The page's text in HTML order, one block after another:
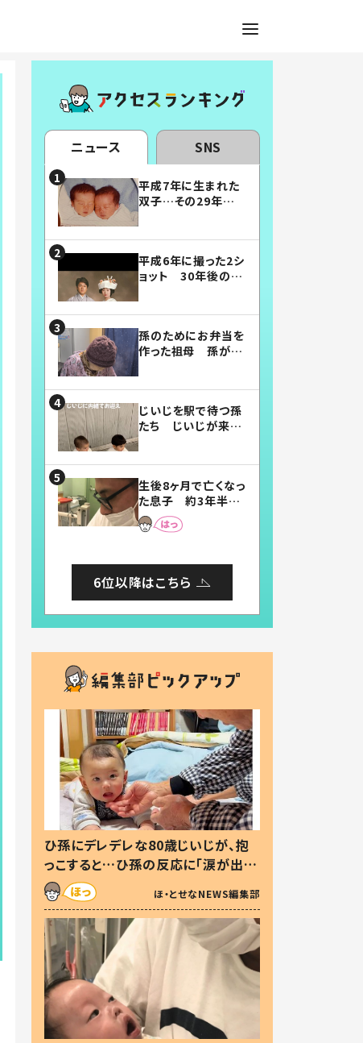
ニュース SNS
平成7年に生まれた
双子…その29年後
平成6年に撮った2シ
ョット 30年後の姿
孫のためにお弁当を
作った祖母 孫が絶
じいじを駅で待つ孫
たち じいじが来た
まらない」「幸せにな
れる」
生後8ヶ月で亡くなっ
た息子 約3年半
後、当時の妻の日記
に書いてあった本音
6位以降はこちら
ひ孫にデレデレな80歳じいじが、抱
っこすると…ひ孫の反応に「涙が出ま
した」「可愛くて仕方ない」
ほ・とせなNEWS編集部